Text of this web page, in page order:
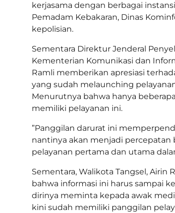
kerjasama dengan berbagai
Pemadam Kebakaran, Dinas
kepolisian.
Sementara Direktur Jenderal
Kementerian Komunikasi dan
Ramli memberikan apresiasi
yang sudah melaunching
Menurutnya bahwa hanya
memiliki pelayanan ini.
”Panggilan darurat ini
nantinya akan menjadi
pelayanan pertama dan utama
Sementara, Walikota Tangsel, Airin
bahwa informasi ini harus sampai
dirinya meminta kepada awak
kini sudah memiliki panggilan